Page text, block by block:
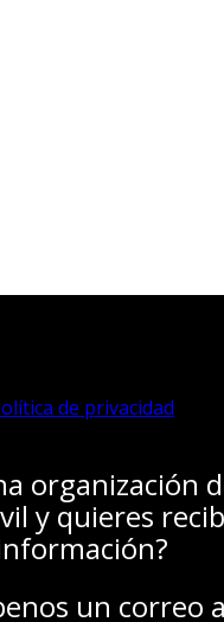
de privacidad
organización
y quieres
un correo